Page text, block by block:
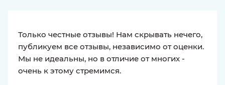
Только честные отзывы! Нам скрывать нечего,
публикуем все отзывы, независимо от оценки.
Мы не идеальны, но в отличие от многих -
очень к этому стремимся.